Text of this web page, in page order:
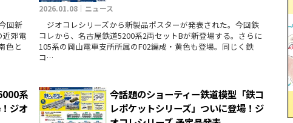
回新
近郊電
色と
2026.01.08｜ニュース
ジオコレシリーズから新製品ポスターが発表された。今回鉄
コレから、名古屋鉄道5200系2両セットBが新登場する。さらに
105系の岡山電車支所所属のF02編成・黄色も登場。同じく鉄
コ…
系
ジオ
今話題のショーティー鉄道模型「鉄コ
レポケットシリーズ」ついに登場！ジ